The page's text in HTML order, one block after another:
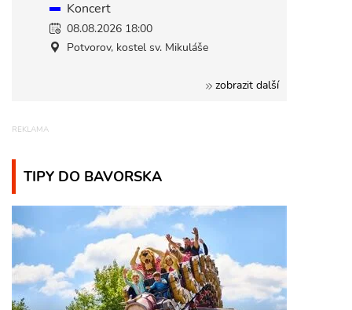
Koncert
08.08.2026 18:00
Potvorov, kostel sv. Mikuláše
zobrazit další
TIPY DO BAVORSKA